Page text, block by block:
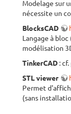
Modelage sur
nécessite un
BlocksCAD
Langage à
modélisation
TinkerCAD :
STL viewer
Permet
(sans